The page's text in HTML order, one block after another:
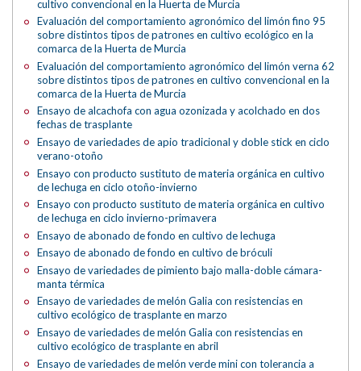
cultivo convencional en la Huerta de Murcia
Evaluación del comportamiento agronómico del limón fino 95
sobre distintos tipos de patrones en cultivo ecológico en la
comarca de la Huerta de Murcia
Evaluación del comportamiento agronómico del limón verna 62
sobre distintos tipos de patrones en cultivo convencional en la
comarca de la Huerta de Murcia
Ensayo de alcachofa con agua ozonizada y acolchado en dos
fechas de trasplante
Ensayo de variedades de apio tradicional y doble stick en ciclo
verano-otoño
Ensayo con producto sustituto de materia orgánica en cultivo
de lechuga en ciclo otoño-invierno
Ensayo con producto sustituto de materia orgánica en cultivo
de lechuga en ciclo invierno-primavera
Ensayo de abonado de fondo en cultivo de lechuga
Ensayo de abonado de fondo en cultivo de bróculi
Ensayo de variedades de pimiento bajo malla-doble cámara-
manta térmica
Ensayo de variedades de melón Galia con resistencias en
cultivo ecológico de trasplante en marzo
Ensayo de variedades de melón Galia con resistencias en
cultivo ecológico de trasplante en abril
Ensayo de variedades de melón verde mini con tolerancia a